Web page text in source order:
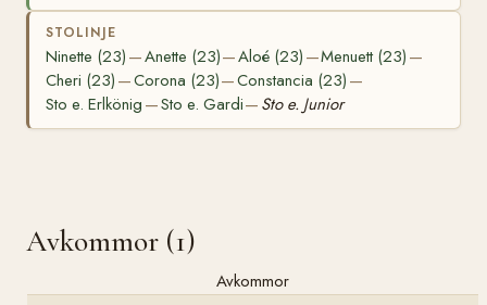
STOLINJE
Ninette (23) —Anette (23)—Aloé (23) —Menuett (23) —
Cheri (23) —Corona (23)—Constancia (23) —
Sto e. Erlkönig —Sto e. Gardi— Sto e. Junior
Avkommor (1)
Avkommor